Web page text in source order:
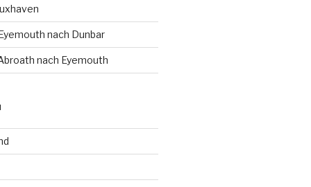
nach Dunbar
nach Eyemouth